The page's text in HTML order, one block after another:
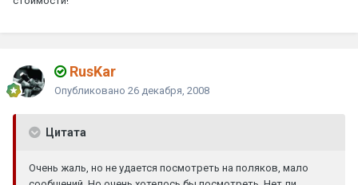
RusKar
Опубликовано 26 декабря, 2008
Цитата
Очень жаль, но не удается посмотреть на поляков, мало